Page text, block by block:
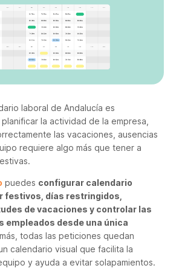
laboral de Andalucía es
la actividad de la empresa,
las vacaciones, ausencias
requiere algo más que tener a
puedes configurar calendario
festivos, días restringidos,
de vacaciones y controlar las
empleados desde una única
todas las peticiones quedan
calendario visual que facilita la
y ayuda a evitar solapamientos.